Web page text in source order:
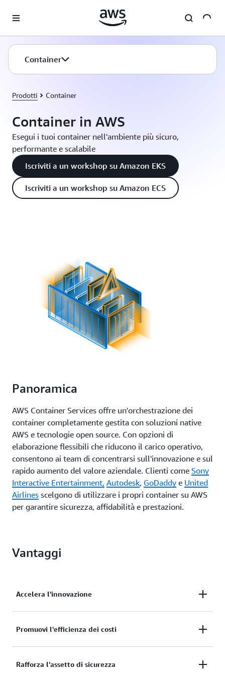
Container
Prodotti Container
Container in AWS
Esegui i tuoi container nell'ambiente più sicuro,
performante e scalabile
Iscriviti a un workshop su Amazon EKS
Iscriviti a un workshop su Amazon ECS
Panoramica
AWS Container Services offre un'orchestrazione dei
container completamente gestita con soluzioni native
AWS e tecnologie open source. Con opzioni di
elaborazione flessibili che riducono il carico operativo,
consentono ai team di concentrarsi sull'innovazione e sul
rapido aumento del valore aziendale. Clienti come Sony
Interactive Entertainment, Autodesk, GoDaddy e United
Airlines scelgono di utilizzare i propri container su AWS
per garantire sicurezza, affidabilità e prestazioni.
Vantaggi
Accelera l'innovazione
Affida le operazioni delle applicazioni e la gestione
Promuovi l'efficienza dei costi
Riduci il costo totale di proprietà attraverso prezzi
Rafforza l'assetto di sicurezza